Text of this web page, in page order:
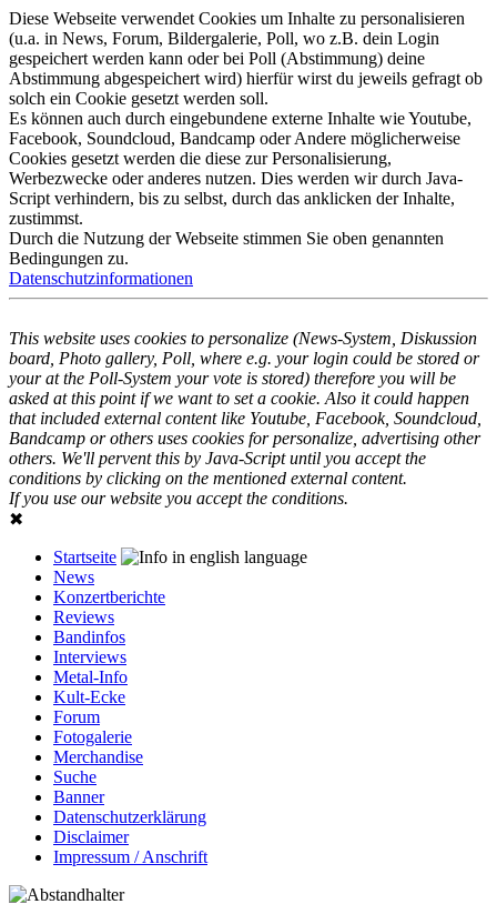
Diese Webseite verwendet Cookies um Inhalte zu personalisieren
(u.a. in News, Forum, Bildergalerie, Poll, wo z.B. dein Login
gespeichert werden kann oder bei Poll (Abstimmung) deine
Abstimmung abgespeichert wird) hierfür wirst du jeweils gefragt ob
solch ein Cookie gesetzt werden soll.
Es können auch durch eingebundene externe Inhalte wie Youtube,
Facebook, Soundcloud, Bandcamp oder Andere möglicherweise
Cookies gesetzt werden die diese zur Personalisierung,
Werbezwecke oder anderes nutzen. Dies werden wir durch Java-
Script verhindern, bis zu selbst, durch das anklicken der Inhalte,
zustimmst.
Durch die Nutzung der Webseite stimmen Sie oben genannten
Bedingungen zu.
Datenschutzinformationen
This website uses cookies to personalize (News-System, Diskussion
board, Photo gallery, Poll, where e.g. your login could be stored or
your at the Poll-System your vote is stored) therefore you will be
asked at this point if we want to set a cookie. Also it could happen
that included external content like Youtube, Facebook, Soundcloud,
Bandcamp or others uses cookies for personalize, advertising other
others. We'll pervent this by Java-Script until you accept the
conditions by clicking on the mentioned external content.
If you use our website you accept the conditions.
✖
Startseite
News
Konzertberichte
Reviews
Bandinfos
Interviews
Metal-Info
Kult-Ecke
Forum
Fotogalerie
Merchandise
Suche
Banner
Datenschutzerklärung
Disclaimer
Impressum / Anschrift